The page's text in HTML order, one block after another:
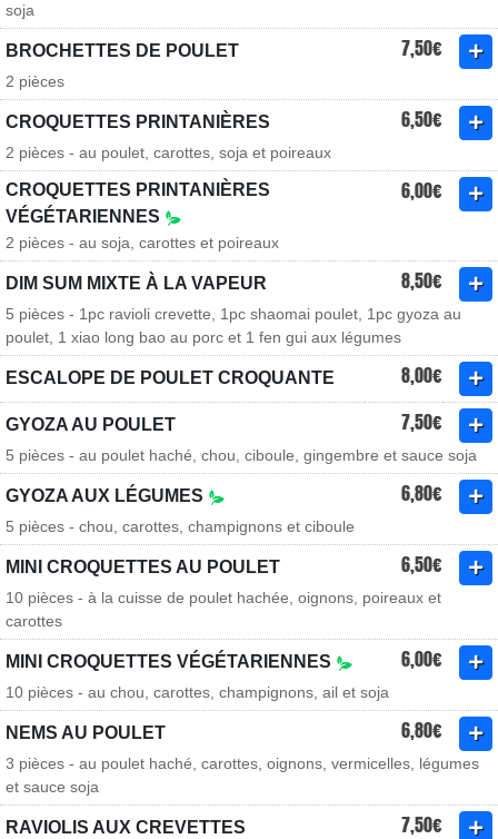
soja
BROCHETTES DE POULET 7,50€
2 pièces
CROQUETTES PRINTANIÈRES 6,50€
2 pièces - au poulet, carottes, soja et poireaux
CROQUETTES PRINTANIÈRES
VÉGÉTARIENNES
6,00€
2 pièces - au soja, carottes et poireaux
DIM SUM MIXTE À LA VAPEUR 8,50€
5 pièces - 1pc ravioli crevette, 1pc shaomai poulet, 1pc gyoza au
poulet, 1 xiao long bao au porc et 1 fen gui aux légumes
ESCALOPE DE POULET CROQUANTE 8,00€
GYOZA AU POULET 7,50€
5 pièces - au poulet haché, chou, ciboule, gingembre et sauce soja
GYOZA AUX LÉGUMES 6,80€
5 pièces - chou, carottes, champignons et ciboule
MINI CROQUETTES AU POULET 6,50€
10 pièces - à la cuisse de poulet hachée, oignons, poireaux et
carottes
MINI CROQUETTES VÉGÉTARIENNES 6,00€
10 pièces - au chou, carottes, champignons, ail et soja
NEMS AU POULET 6,80€
3 pièces - au poulet haché, carottes, oignons, vermicelles, légumes
et sauce soja
RAVIOLIS AUX CREVETTES 7,50€